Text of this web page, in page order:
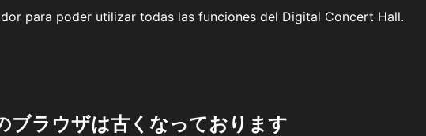
para poder utilizar todas las funciones del Digital Concert Hall.
ブラウザは古くなっております